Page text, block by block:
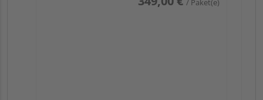
/ Paket(e)